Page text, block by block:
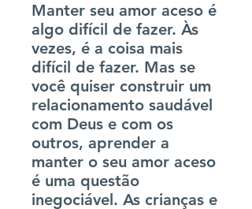
Manter seu amor aceso é
algo difícil de fazer. Às
vezes, é a coisa mais
difícil de fazer. Mas se
você quiser construir um
relacionamento saudável
com Deus e com os
outros, aprender a
manter o seu amor aceso
é uma questão
inegociável. As crianças e